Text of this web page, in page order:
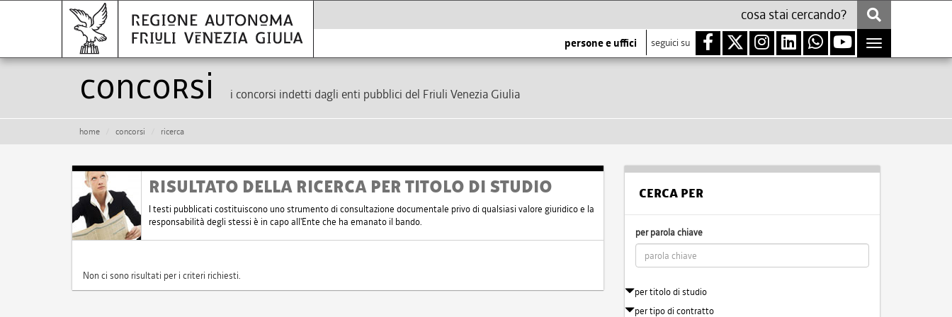
persone e uffici seguici su
Toggle
navigation
Concorsi i concorsi indetti dagli enti pubblici del Friuli Venezia Giulia
home concorsi ricerca
RISULTATO DELLA RICERCA PER TITOLO DI STUDIO
I testi pubblicati costituiscono uno strumento di consultazione documentale privo di qualsiasi valore giuridico e la
responsabilità degli stessi è in capo all'Ente che ha emanato il bando.
Non ci sono risultati per i criteri richiesti.
CERCA PER
per parola chiave
per titolo di studio
per tipo di contratto